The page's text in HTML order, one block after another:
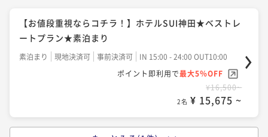
【お値段重視ならコチラ！】ホテルSUI神田★ベストレ
ートプラン★素泊まり
素泊まり 現地決済可 事前決済可
IN 15:00 - 24:00 OUT10:00
ポイント即利用で最大5％OFF
¥16,500~
2名 ¥ 15,675 ~